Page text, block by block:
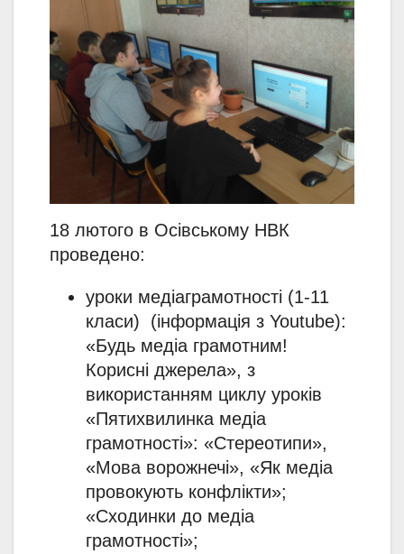
18 лютого в Осівському НВК
проведено:
уроки медіаграмотності (1-11
класи) (інформація з Youtube):
«Будь медіа грамотним!
Корисні джерела», з
використанням циклу уроків
«Пятихвилинка медіа
грамотності»: «Стереотипи»,
«Мова ворожнечі», «Як медіа
провокують конфлікти»;
«Сходинки до медіа
грамотності»;